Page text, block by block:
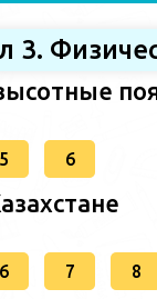
3.
5 6
6 7 8